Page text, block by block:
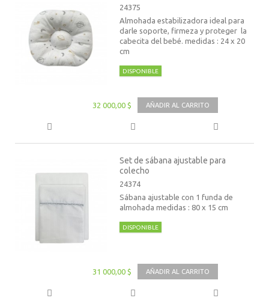
24375
Almohada estabilizadora ideal para
darle soporte, firmeza y proteger la
cabecita del bebé. medidas : 24 x 20
cm
DISPONIBLE
32 000,00 $ AÑADIR AL CARRITO
Set de sábana ajustable para
colecho
24374
Sábana ajustable con 1 funda de
almohada medidas : 80 x 15 cm
DISPONIBLE
31 000,00 $ AÑADIR AL CARRITO